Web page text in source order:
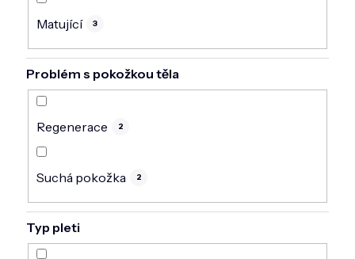
Matující 3
Problém s pokožkou těla
Regenerace 2
Suchá pokožka 2
Typ pleti